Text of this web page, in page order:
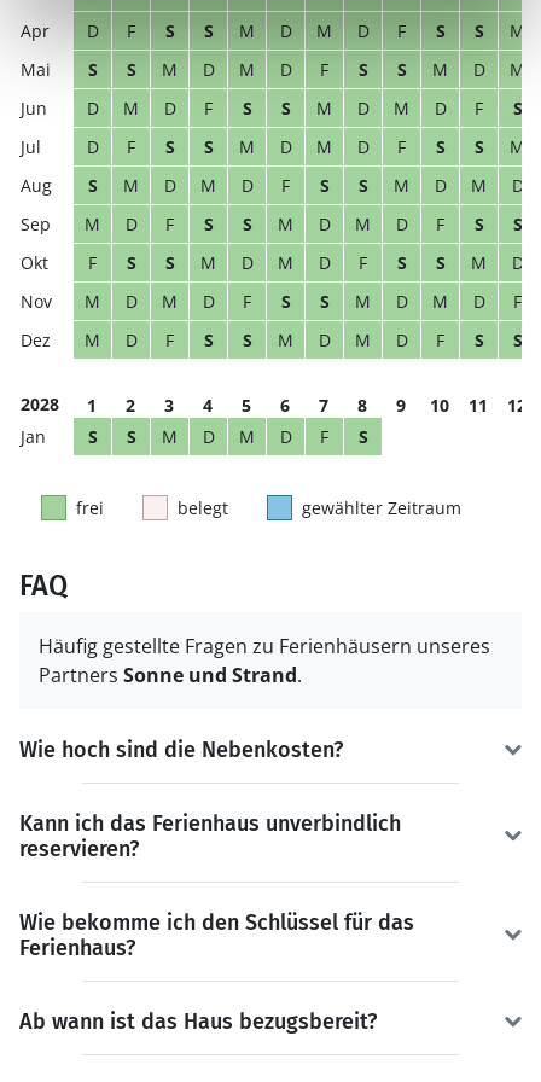
D
F S S M D M D F S S
M
S
S M D M D F S S M D
M
D
M D F S S M D M D F
S
D
F S S M D M D F S S
M
S
M D M D F S S M D M
D
M
D F S S M D M D F S
S
F
S S M D M D F S S M
D
M
D M D F S S M D M D
F
M
D F S S M D M D F S S
2028 1 2 3 4 5 6 7 8 9 10 11
12
S
S M D M D F S
frei belegt gewählter Zeitraum
FAQ
Häufig gestellte Fragen zu Ferienhäusern unseres
Partners Sonne und Strand.
Wie hoch sind die Nebenkosten?
Kann ich das Ferienhaus unverbindlich
reservieren?
Wie bekomme ich den Schlüssel für das
Ferienhaus?
Ab wann ist das Haus bezugsbereit?